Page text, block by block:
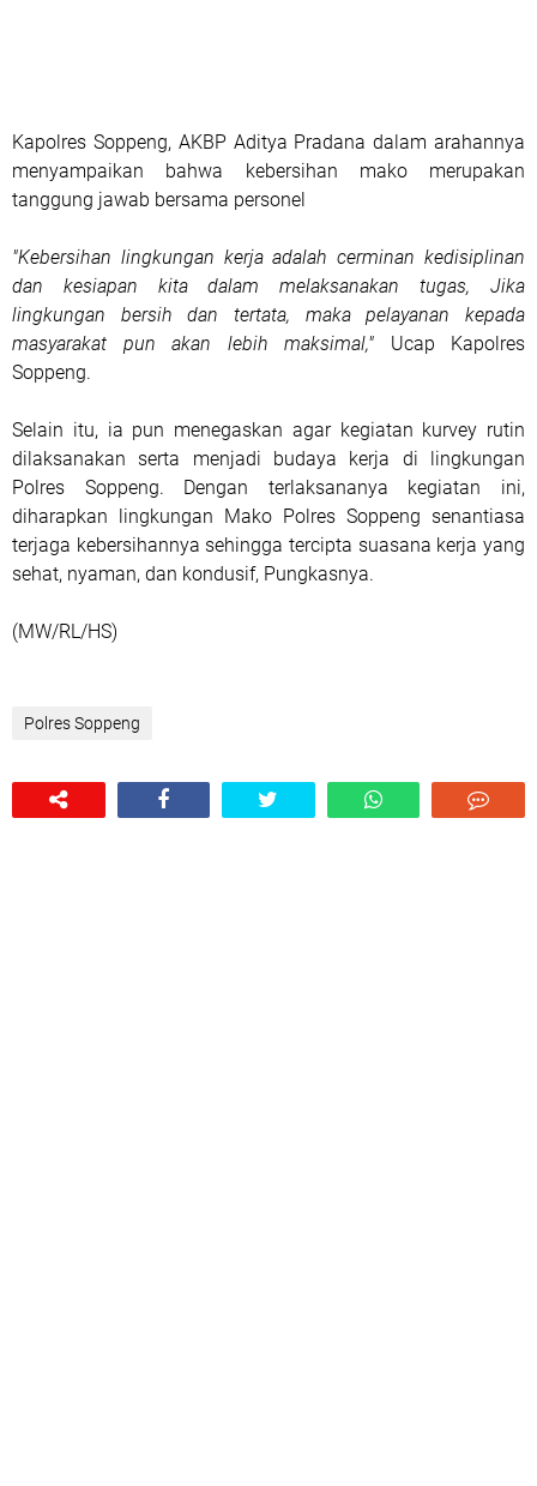
Kapolres Soppeng, AKBP Aditya Pradana dalam arahannya
menyampaikan bahwa kebersihan mako merupakan
tanggung jawab bersama personel
"Kebersihan lingkungan kerja adalah cerminan kedisiplinan
dan kesiapan kita dalam melaksanakan tugas, Jika
lingkungan bersih dan tertata, maka pelayanan kepada
masyarakat pun akan lebih maksimal," Ucap Kapolres
Soppeng.
Selain itu, ia pun menegaskan agar kegiatan kurvey rutin
dilaksanakan serta menjadi budaya kerja di lingkungan
Polres Soppeng. Dengan terlaksananya kegiatan ini,
diharapkan lingkungan Mako Polres Soppeng senantiasa
terjaga kebersihannya sehingga tercipta suasana kerja yang
sehat, nyaman, dan kondusif, Pungkasnya.
(MW/RL/HS)
Polres Soppeng